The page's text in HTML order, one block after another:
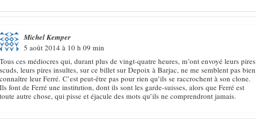
Michel Kemper
5 août 2014 à 10 h 09 min
Tous ces médiocres qui, durant plus de vingt-quatre heures, m’ont envoyé leurs pires
scuds, leurs pires insultes, sur ce billet sur Depoix à Barjac, ne me semblent pas bien
connaître leur Ferré. C’est peut-être pas pour rien qu’ils se raccrochent à son clone.
Ils font de Ferré une institution, dont ils sont les garde-suisses, alors que Ferré est
toute autre chose, qui pisse et éjacule des mots qu’ils ne comprendront jamais.